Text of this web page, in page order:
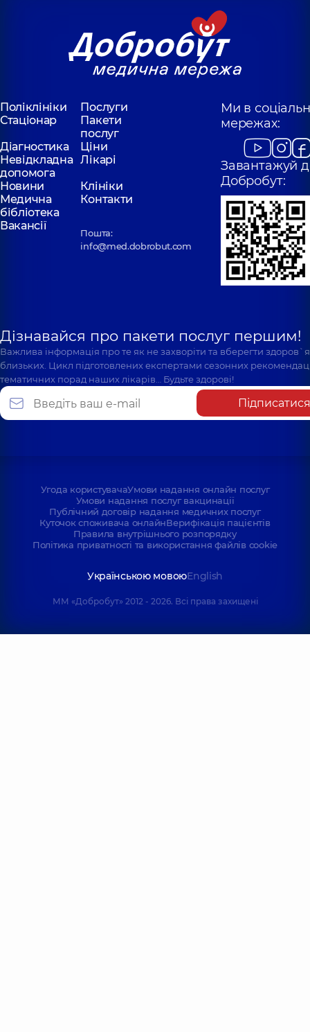
Поліклініки
Послуги
Стаціонар
Пакети
послуг
Діагностика
Ціни
Невідкладна
допомога
Лікарі
Новини
Клініки
Медична
бібліотека
Контакти
Вакансії
Пошта:
info@med.dobrobut.com
Ми в
мережах:
Завантажуй
Добробут:
Дізнавайся про пакети послуг першим!
Важлива інформація про те як не захворіти та вберегти
близьких. Цикл підготовлених експертами сезонних
тематичних порад наших лікарів… Будьте здорові!
Підписатися
Угода користувачаУмови надання онлайн послуг
Умови надання послуг вакцинації
Публічний договір надання медичних послуг
Куточок споживача онлайнВерифікація пацієнтів
Правила внутрішнього розпорядку
Політика приватності та використання файлів cookie
Українською мовоюEnglish
ММ «Добробут» 2012 - 2026. Всі права захищені